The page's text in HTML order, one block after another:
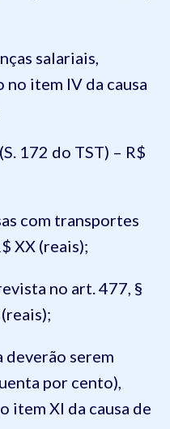
salariais,
item IV da causa
172 do TST) – R$
com transportes
XX (reais);
no art. 477, §
(reais);
deverão serem
por cento),
item XI da causa de